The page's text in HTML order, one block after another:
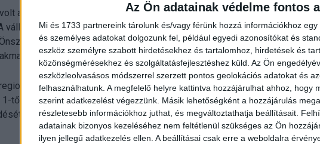
Az Ön adatainak védelme fontos
Mi és 1733 partnereink tárolunk és/vagy férünk hozzá információkhoz
és személyes adatokat dolgozunk fel, például egyedi azonosítókat és
eszköz személyre szabott hirdetésekhez és tartalomhoz, hirdetések és
közönségmérésekhez és szolgáltatásfejlesztéshez küld. Az Ön
eszközleolvasásos módszerrel szerzett pontos geolokációs adatokat és
felhasználhatunk. A megfelelő helyre kattintva hozzájárulhat ahhoz, hogy
szerint adatkezelést végezzünk. Másik lehetőségként a hozzájárulás
részletesebb információkhoz juthat, és megváltoztathatja beállításait.
adatainak bizonyos kezeléséhez nem feltétlenül szükséges az Ön
ilyen jellegű adatkezelés ellen. A beállításai csak erre a weboldalra
a szervezetnek, irányítása alatt pedig a Havas Creative szakmailag
vállalat vezetése mellett Balázs aktívan részt vállal a hazai reklámszakma
Reklám Testület választmányának tagja, 2023 óta pedig a
fejlődéséért.
vezetés bevonásával született döntés, amelynek eredményeként
től Faludi Péter vezetésével működik tovább. Péter 2017 óta irányítja a
új szerepkörében pedig a teljes Havas Village Magyarország CEO-